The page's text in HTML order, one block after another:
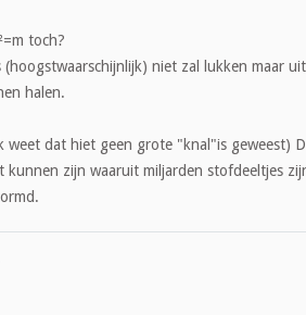
toch?
niet zal lukken maar
halen.
weet dat hiet geen grote "knal"is geweest)
kunnen zijn waaruit miljarden stofdeeltjes